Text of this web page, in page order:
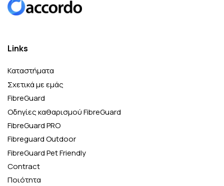
Links
Καταστήματα
Σχετικά με εμάς
FibreGuard
Οδηγίες καθαρισμού FibreGuard
FibreGuard PRO
Fibreguard Outdoor
FibreGuard Pet Friendly
Contract
Ποιότητα